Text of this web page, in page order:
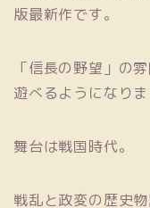
版最新作です。
「信長の野望」の
遊べるようになりま
舞台は戦国時代。
戦乱と政変の歴史